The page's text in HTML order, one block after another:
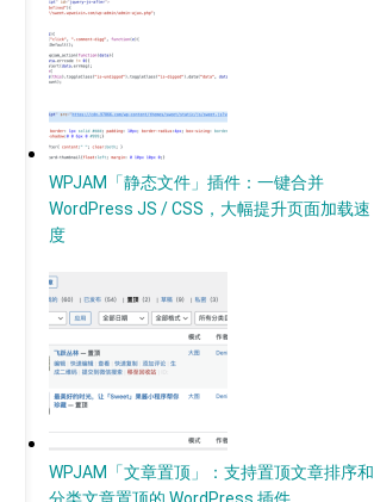
WPJAM「静态文件」插件：一键合并
WordPress JS / CSS，大幅提升页面加载速
度
WPJAM「文章置顶」：支持置顶文章排序和